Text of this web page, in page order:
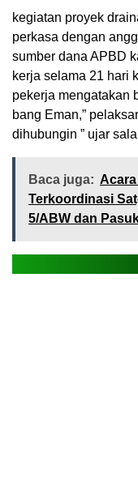
kegiatan proyek
perkasa dengan
sumber dana APBD
kerja selama 21 hari
pekerja mengatakan
bang Eman,”
dihubungin ” ujar
Baca juga:
Terkoordinasi
5/ABW dan